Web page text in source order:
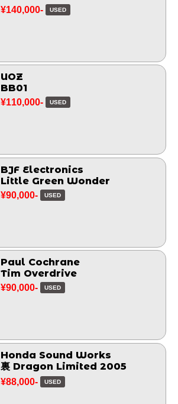
¥140,000- USED
UOZ
BB01
¥110,000- USED
BJF Electronics
Little Green Wonder
¥90,000- USED
Paul Cochrane
Tim Overdrive
¥90,000- USED
Honda Sound Works
裏 Dragon Limited 2005
¥88,000- USED